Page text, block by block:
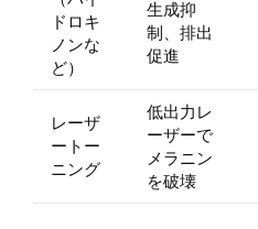
ドロキ
ノンな
ど）
生成抑
制、排出
促進
レーザ
ートー
ニング
低出力レ
ーザーで
メラニン
を破壊